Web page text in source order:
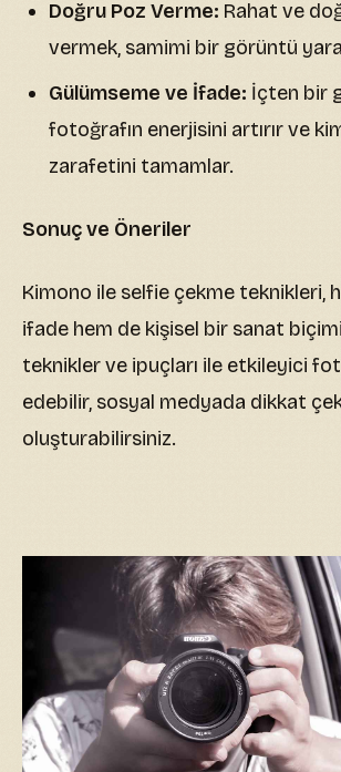
Doğru Poz Verme: Rahat ve
vermek, samimi bir görüntü
Gülümseme ve İfade: İçten bir
fotoğrafın enerjisini artırır ve
zarafetini tamamlar.
Sonuç ve Öneriler
Kimono ile selfie çekme teknikleri,
ifade hem de kişisel bir sanat
teknikler ve ipuçları ile etkileyici
edebilir, sosyal medyada dikkat
oluşturabilirsiniz.